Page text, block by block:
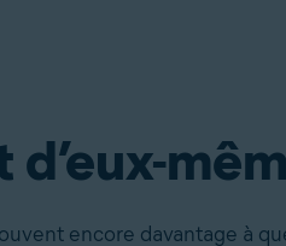
encore davantage à